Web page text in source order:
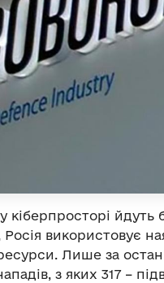
кіберпросторі
Росія використовує
Лише за
з яких 317 –